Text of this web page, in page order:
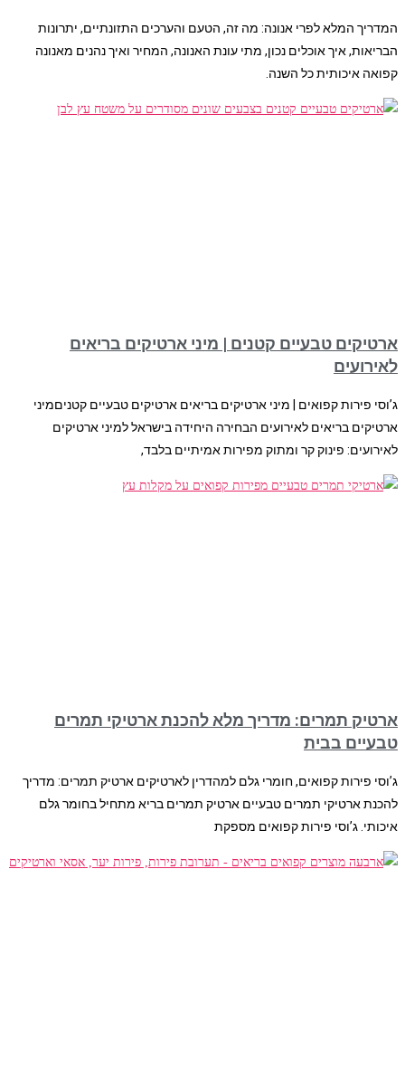
המדריך המלא לפרי אנונה: מה זה, הטעם והערכים התזונתיים, יתרונות
הבריאות, איך אוכלים נכון, מתי עונת האנונה, המחיר ואיך נהנים מאנונה
קפואה איכותית כל השנה.
ארטיקים טבעיים קטנים | מיני ארטיקים בריאים
לאירועים
ג’וסי פירות קפואים | מיני ארטיקים בריאים ארטיקים טבעיים קטניםמיני
ארטיקים בריאים לאירועים הבחירה היחידה בישראל למיני ארטיקים
לאירועים: פינוק קר ומתוק מפירות אמיתיים בלבד,
ארטיק תמרים: מדריך מלא להכנת ארטיקי תמרים
טבעיים בבית
ג’וסי פירות קפואים, חומרי גלם למהדרין לארטיקים ארטיק תמרים: מדריך
להכנת ארטיקי תמרים טבעיים ארטיק תמרים בריא מתחיל בחומר גלם
איכותי. ג’וסי פירות קפואים מספקת